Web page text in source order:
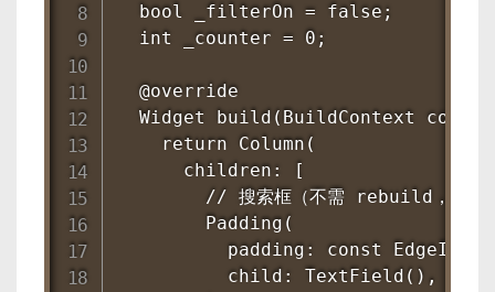
  bool _filterOn = false;
  int _counter = 0;
  @override
Widget build(BuildContext
    return Column(
      children: [
// 搜索框（不需 rebuild，可
        Padding(
padding: const
          child: TextField(),